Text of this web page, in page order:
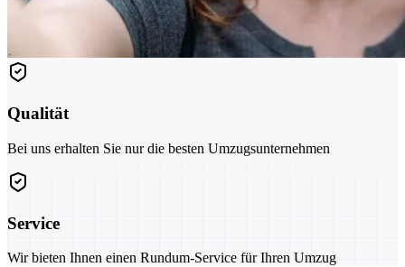
Qualität
Bei uns erhalten Sie nur die besten Umzugsunternehmen
Service
Wir bieten Ihnen einen Rundum-Service für Ihren Umzug